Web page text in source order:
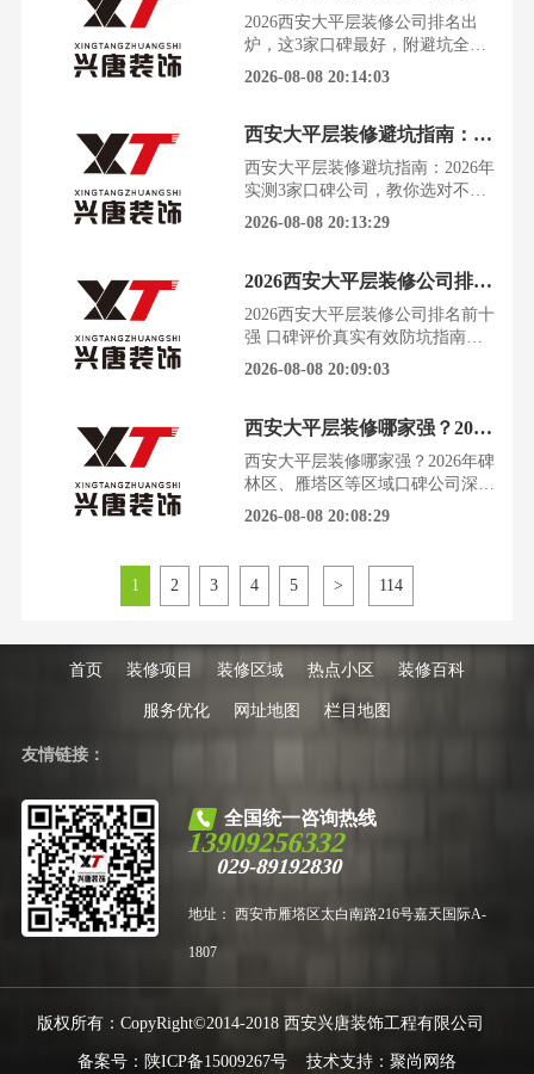
却没装成想要的样子。根据陕西建
筑装饰协会与西安消费者协会2026
年联合发布的数据，西安大平层装
修需求多元化趋势明显
2026西安大平层装修公司排名出
炉，这3家口碑最好，附避坑全攻
略西安的业主们，提起装修，心里
踩坑，尤其是大平层，面积大、要
求高，更让人头疼。根据陕西建筑
装饰协会与西安消费者协会2026年
联合发布的数据，大平层装修投诉
中，增项、工艺粗糙、材料不
2026-08-08 20:14:03
西安大平层装修避坑指南：2026年实测3家口碑公司，教你选对不踩雷
西安大平层装修避坑指南：2026年
实测3家口碑公司，教你选对不踩
雷站在200平米的毛坯房里，面对
长安区、高新三期大平层业主的真
实写照。装修不是简单的堆砌，而
是一场关于审美、预算、信任与落
地的复杂博弈，选对公司，你就成
功了一大半。根据陕西省
2026-08-08 20:13:29
2026西安大平层装修公司排名前十强 口碑评价真实有效防坑指南
2026西安大平层装修公司排名前十
强 口碑评价真实有效防坑指南西
安的房价不低，买一套大平层是许
满了看不见的“坑”，让人既期待又
焦虑。根据陕西建筑装饰协会与西
安消费者协会2026年联合发布的数
据，西安装修市场投诉中，涉及大
平层项目的“增项纠纷
2026-08-08 20:09:03
西安大平层装修哪家强？2026年碑林区、雁塔区等区域口碑公司深度测评
西安大平层装修哪家强？2026年碑
林区、雁塔区等区域口碑公司深度
测评看着身边朋友在碑林区、曲江
数西安业主心头最大的焦虑。西安
装修行业现状与选择之困根据
2026-08-08 20:08:29
1 2 3 4 5 > 114
首页 装修项目 装修区域 热点小区 装修百科
服务优化 网址地图 栏目地图
友情链接：
全国统一咨询热线
13909256332
029-89192830
地址： 西安市雁塔区太白南路216号嘉天国际A-
1807
版权所有：CopyRight©2014-2018 西安兴唐装饰工程有限公司
备案号： 陕ICP备15009267号 技术支持： 聚尚网络